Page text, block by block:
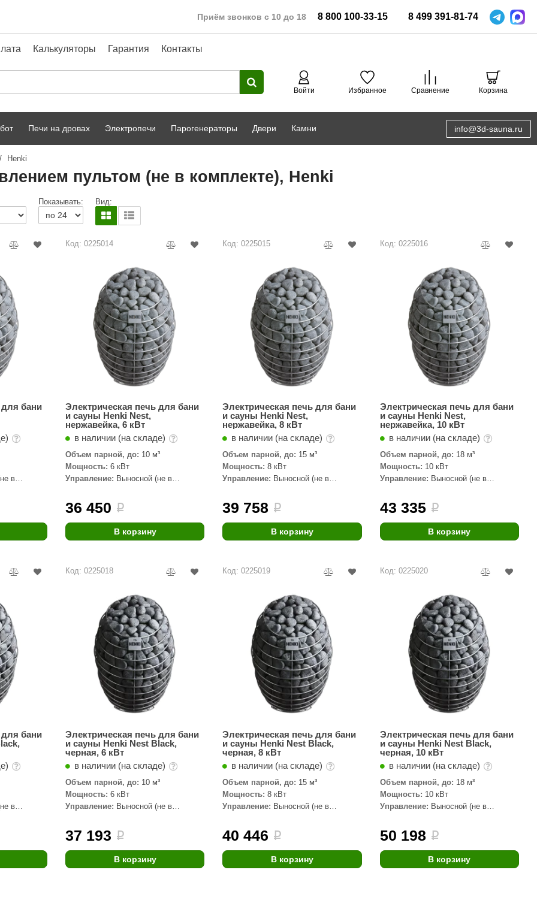
Приём звонков с 10 до 18 8 800 100-33-15 8 499 391-81-74
Калькуляторы Гарантия Контакты
Войти Избранное Сравнение Корзина
HENKI
A-Panel Руспанель
Сталь-Мастер
Банные штучки
CeruttiSpa
Suokka
Русский дух
Карельские легенды
Rento
LUX ELEMENTS
LANG’s
Rohol
Baldus Kvimol
Ермак-Термо
Добросталь
Торнадо Огненный камень
Аэровита
Костёр
Сабантуй
Феникс Feringer
Aromawolke
Варвара
Печи на дровах Электропечи Парогенераторы Двери Камни info@3d-sauna.ru
/ Henki
пультом (не в комплекте), Henki
Показывать: Вид:
для бани
в
Код: 0225014
Электрическая печь для бани
и сауны Henki Nest,
нержавейка, 6 кВт
в наличии (на складе)
Объем парной, до: 10 м³
Мощность: 6 кВт
Управление: Выносной (не в
36 450 i
В корзину
Код: 0225015
Электрическая печь для бани
и сауны Henki Nest,
нержавейка, 8 кВт
в наличии (на складе)
Объем парной, до: 15 м³
Мощность: 8 кВт
Управление: Выносной (не в
39 758 i
В корзину
Код: 0225016
Электрическая печь для бани
и сауны Henki Nest,
нержавейка, 10 кВт
в наличии (на складе)
Объем парной, до: 18 м³
Мощность: 10 кВт
Управление: Выносной (не в
43 335 i
В корзину
для бани
в
Код: 0225018
Электрическая печь для бани
и сауны Henki Nest Black,
черная, 6 кВт
в наличии (на складе)
Объем парной, до: 10 м³
Мощность: 6 кВт
Управление: Выносной (не в
37 193 i
В корзину
Код: 0225019
Электрическая печь для бани
и сауны Henki Nest Black,
черная, 8 кВт
в наличии (на складе)
Объем парной, до: 15 м³
Мощность: 8 кВт
Управление: Выносной (не в
40 446 i
В корзину
Код: 0225020
Электрическая печь для бани
и сауны Henki Nest Black,
черная, 10 кВт
в наличии (на складе)
Объем парной, до: 18 м³
Мощность: 10 кВт
Управление: Выносной (не в
50 198 i
В корзину